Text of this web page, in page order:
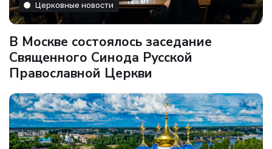
Церковные новости
В Москве состоялось заседание
Священного Синода Русской
Православной Церкви